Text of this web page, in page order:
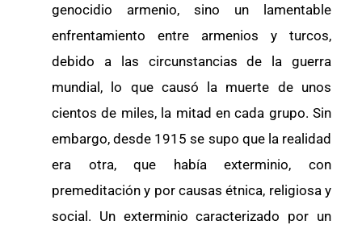
genocidio armenio, sino un lamentable
enfrentamiento entre armenios y turcos,
debido a las circunstancias de la guerra
mundial, lo que causó la muerte de unos
cientos de miles, la mitad en cada grupo. Sin
embargo, desde 1915 se supo que la realidad
era otra, que había exterminio, con
premeditación y por causas étnica, religiosa y
social. Un exterminio caracterizado por un